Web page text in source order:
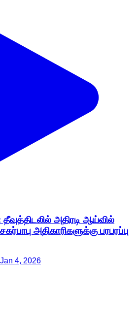
அதிரடி ஆய்வில்
அதிகாரிகளுக்கு பரபரப்பு
4, 2026